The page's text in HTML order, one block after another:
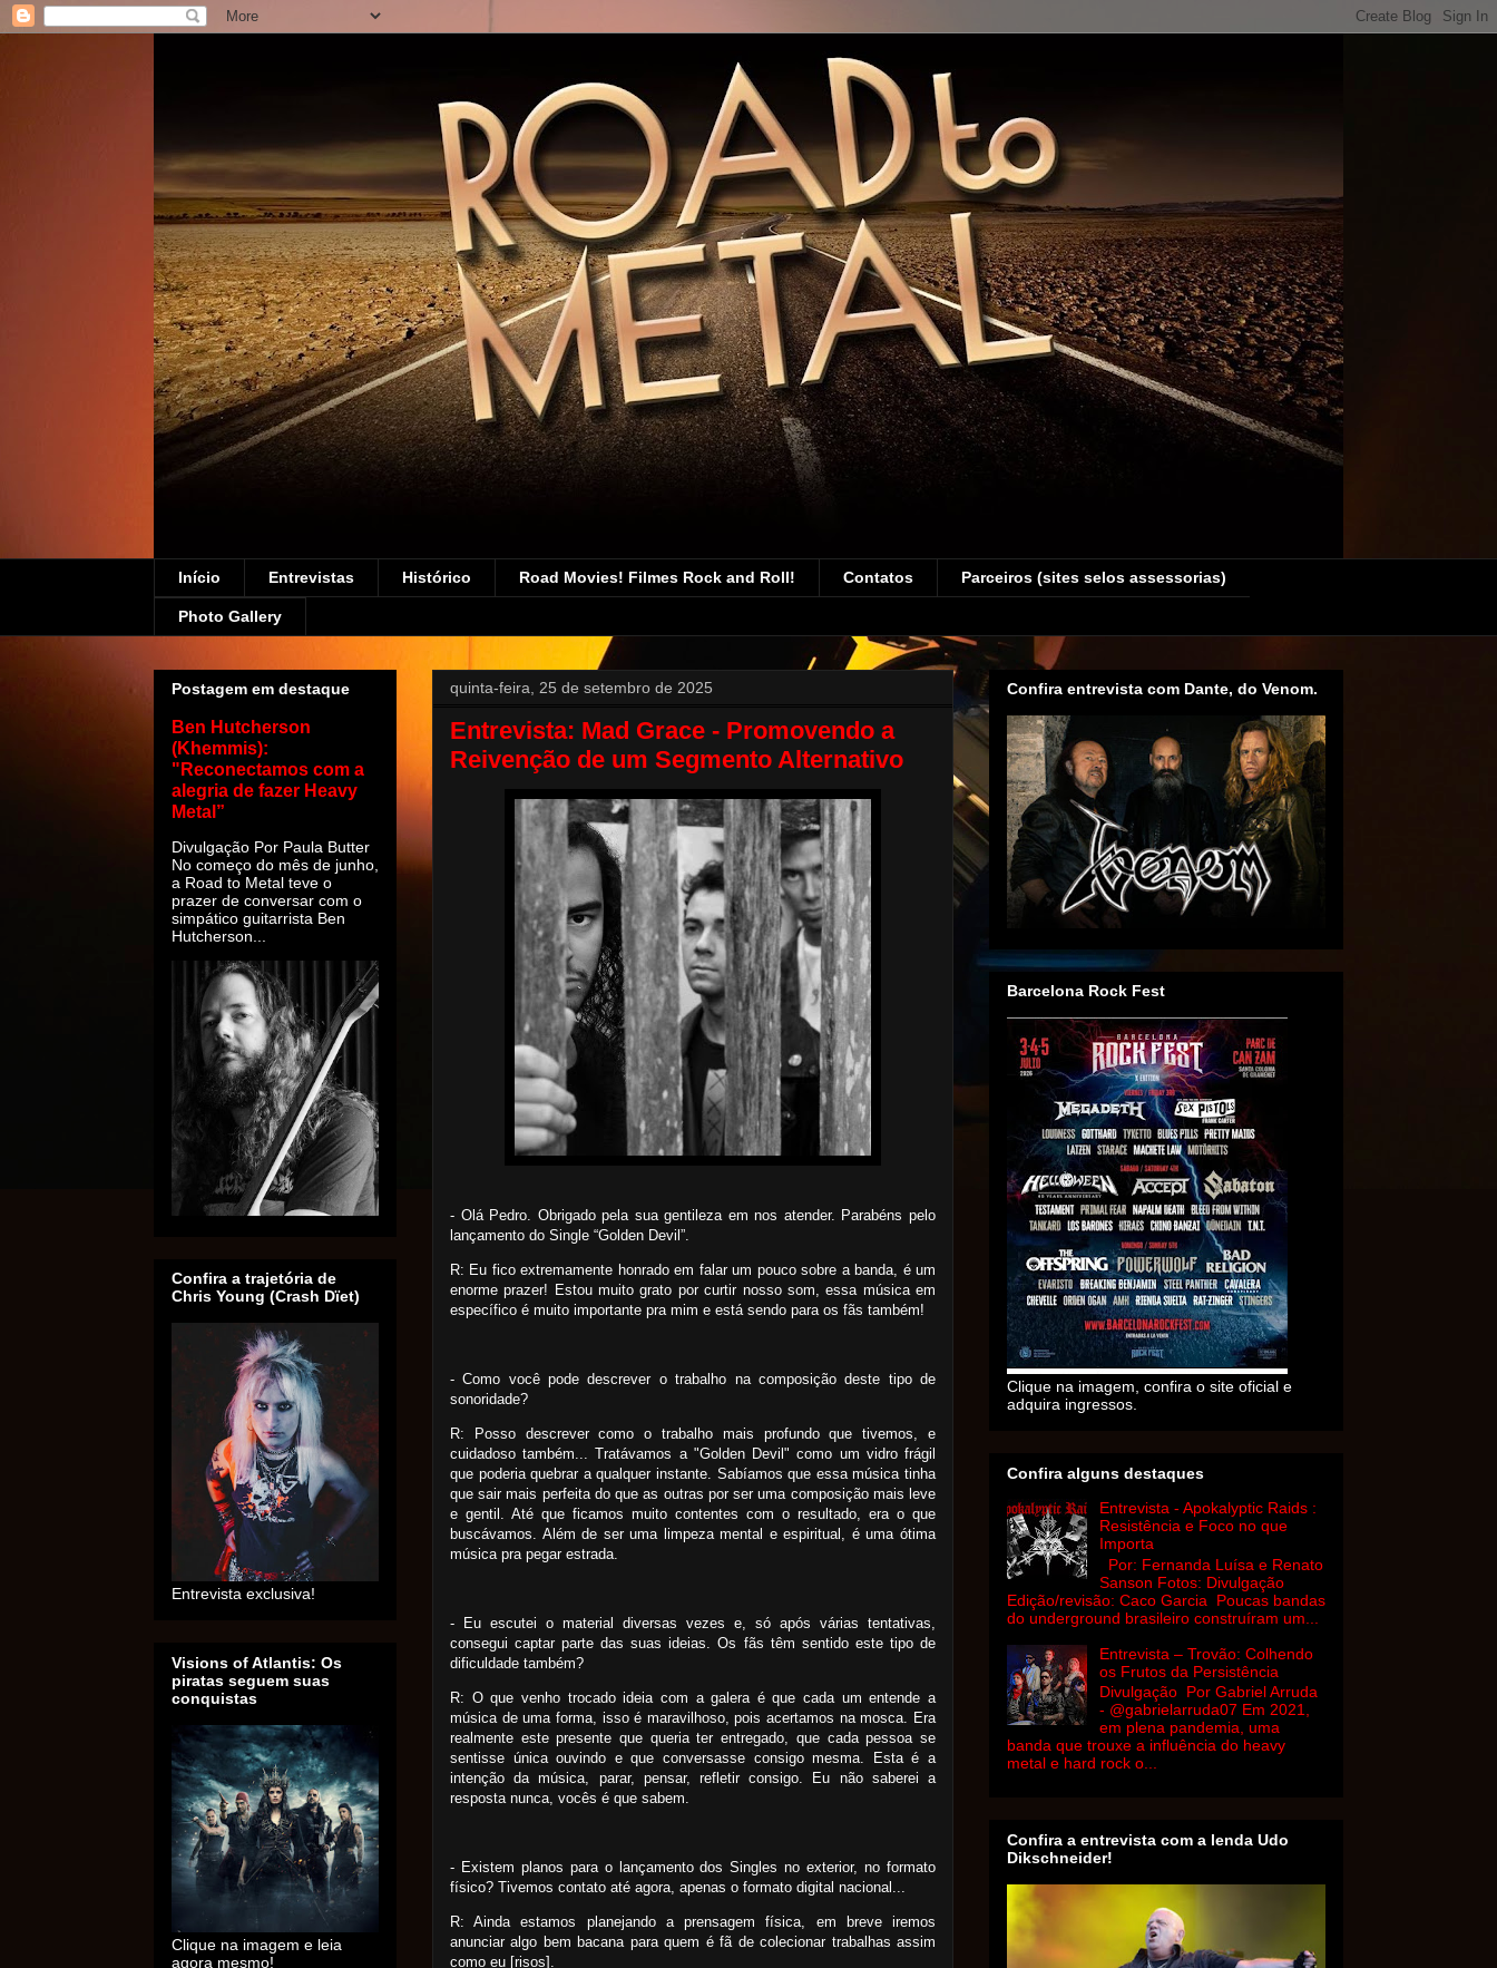
Início Entrevistas Histórico Road Movies! Filmes Rock and Roll! Contatos Parceiros (sites selos assessorias)
Photo Gallery
quinta-feira, 25 de setembro de 2025
Entrevista: Mad Grace - Promovendo a
Reivenção de um Segmento Alternativo
- Olá Pedro. Obrigado pela sua gentileza em nos atender. Parabéns pelo
lançamento do Single “Golden Devil”.
R: Eu fico extremamente honrado em falar um pouco sobre a banda, é um
enorme prazer! Estou muito grato por curtir nosso som, essa música em
específico é muito importante pra mim e está sendo para os fãs também!
- Como você pode descrever o trabalho na composição deste tipo de
sonoridade?
R: Posso descrever como o trabalho mais profundo que tivemos, e
cuidadoso também... Tratávamos a "Golden Devil" como um vidro frágil
que poderia quebrar a qualquer instante. Sabíamos que essa música tinha
que sair mais perfeita do que as outras por ser uma composição mais leve
e gentil. Até que ficamos muito contentes com o resultado, era o que
buscávamos. Além de ser uma limpeza mental e espiritual, é uma ótima
música pra pegar estrada.
- Eu escutei o material diversas vezes e, só após várias tentativas,
consegui captar parte das suas ideias. Os fãs têm sentido este tipo de
dificuldade também?
R: O que venho trocado ideia com a galera é que cada um entende a
música de uma forma, isso é maravilhoso, pois acertamos na mosca. Era
realmente este presente que queria ter entregado, que cada pessoa se
sentisse únicaouvindo e que conversasse consigo mesma. Esta é a
intenção da música, parar, pensar, refletir consigo. Eu não saberei a
resposta nunca, vocês é que sabem.
- Existem planos para o lançamento dos Singles no exterior, no formato
físico? Tivemos contato até agora, apenas o formato digital nacional...
R: Ainda estamos planejando a prensagem física, em breve iremos
anunciar algo bem bacana para quem é fã de colecionar trabalhas assim
como eu [risos].
Postagem em destaque
Ben Hutcherson
(Khemmis):
"Reconectamos com a
alegria de fazer Heavy
Metal”
Divulgação Por Paula Butter
No começo do mês de junho,
a Road to Metal teve o
prazer de conversar com o
simpático guitarrista Ben
Hutcherson...
Confira a trajetória de
Chris Young (Crash Dïet)
Entrevista exclusiva!
Visions of Atlantis: Os
piratas seguem suas
conquistas
Clique na imagem e leia
agora mesmo!
Confira entrevista com Dante, do Venom.
Barcelona Rock Fest
Clique na imagem, confira o site oficial e
adquira ingressos.
Confira alguns destaques
Entrevista - Apokalyptic Raids :
Resistência e Foco no que
Importa
Por: Fernanda Luísa e Renato
Sanson Fotos: Divulgação
Edição/revisão: Caco Garcia Poucas bandas
do underground brasileiro construíram um...
Entrevista – Trovão: Colhendo
os Frutos da Persistência
Divulgação Por Gabriel Arruda
- @gabrielarruda07 Em 2021,
em plena pandemia, uma
banda que trouxe a influência do heavy
metal e hard rock o...
Confira a entrevista com a lenda Udo
Dikschneider!